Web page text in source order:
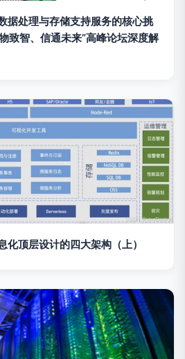
据处理与存储支持服务的核心挑
智、信通未来”高峰论坛深度解
化顶层设计的四大架构（上）